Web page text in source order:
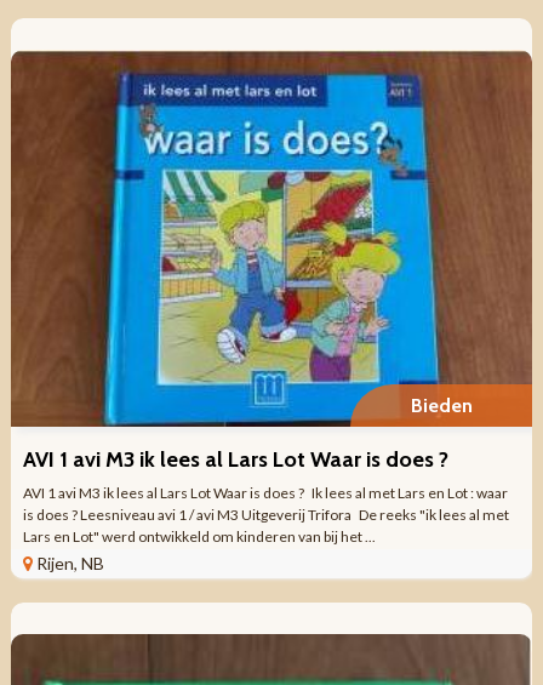
Bieden
AVI 1 avi M3 ik lees al Lars Lot Waar is does ?
AVI 1 avi M3 ik lees al Lars Lot Waar is does ? Ik lees al met Lars en Lot : waar
is does ? Leesniveau avi 1 / avi M3 Uitgeverij Trifora De reeks "ik lees al met
Lars en Lot" werd ontwikkeld om kinderen van bij het ...
Rijen, NB